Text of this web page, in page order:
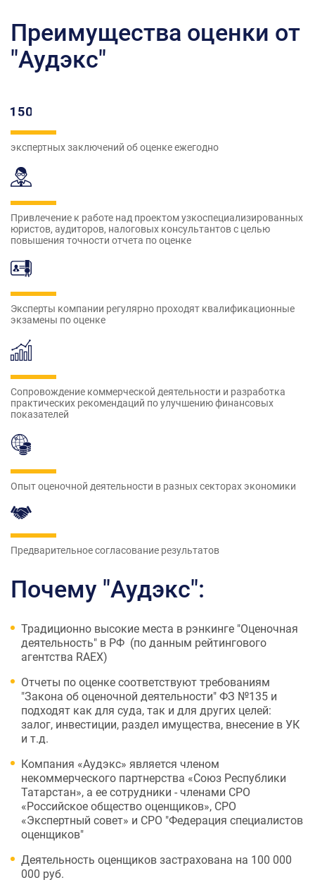
Преимущества оценки от
"Аудэкс"
экспертных заключений об оценке ежегодно
Привлечение к работе над проектом узкоспециализированных
юристов, аудиторов, налоговых консультантов с целью
повышения точности отчета по оценке
Эксперты компании регулярно проходят квалификационные
экзамены по оценке
Сопровождение коммерческой деятельности и разработка
практических рекомендаций по улучшению финансовых
показателей
Опыт оценочной деятельности в разных секторах экономики
Предварительное согласование результатов
Почему "Аудэкс":
Традиционно высокие места в рэнкинге "Оценочная
деятельность" в РФ (по данным рейтингового
агентства RАEX)
Отчеты по оценке соответствуют требованиям
"Закона об оценочной деятельности" ФЗ №135 и
подходят как для суда, так и для других целей:
залог, инвестиции, раздел имущества, внесение в УК
и т.д.
Компания «Аудэкс» является членом
некоммерческого партнерства «Союз Республики
Татарстан», а ее сотрудники - членами СРО
«Российское общество оценщиков», СРО
«Экспертный совет» и СРО "Федерация специалистов
оценщиков"
Деятельность оценщиков застрахована на 100 000
000 руб.